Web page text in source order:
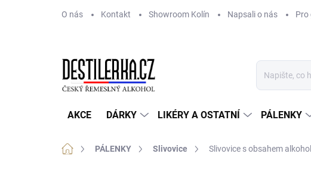
O nás Kontakt Showroom Kolín Napsali o nás Pro
AKCE DÁRKY LIKÉRY A OSTATNÍ PÁLENKY
Domů PÁLENKY Slivovice Slivovice s obsahem